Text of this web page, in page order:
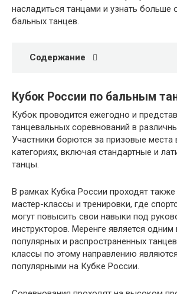
насладиться танцами и узнать больше
бальных танцев.
Содержание
Кубок России по бальным
Кубок проводится ежегодно и
танцевальных соревнований в
Участники борются за призовые места
категориях, включая стандартные и
танцы.
В рамках Кубка России проходят
мастер-классы и тренировки, где
могут повысить свои навыки под
инструкторов. Меренге является
популярных и распространенных
классы по этому направлению
популярными на Кубке России.